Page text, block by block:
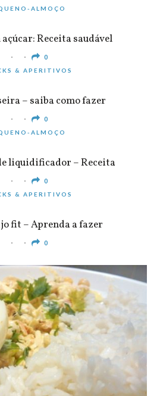
ALMOÇO
açúcar: Receita saudável
0
& APERITIVOS
– saiba como fazer
0
ALMOÇO
liquidificador – Receita
0
& APERITIVOS
fit – Aprenda a fazer
0